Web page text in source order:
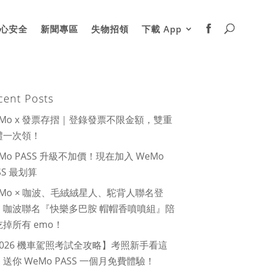
安全 新聞專區 失物招領 下載 App
Posts
x 發票存摺｜登錄發票不限金額，雙重
次領！
PASS 升級不加價！現在加入 WeMo
最划算
× 咖波、毛絨絨星人、駝背人聯名登
咖波聯名『快樂多巴胺 帽帽香噴噴組』陪
所有 emo！
機車駕照考試全攻略】考照新手看這
你 WeMo PASS 一個月免費體驗！